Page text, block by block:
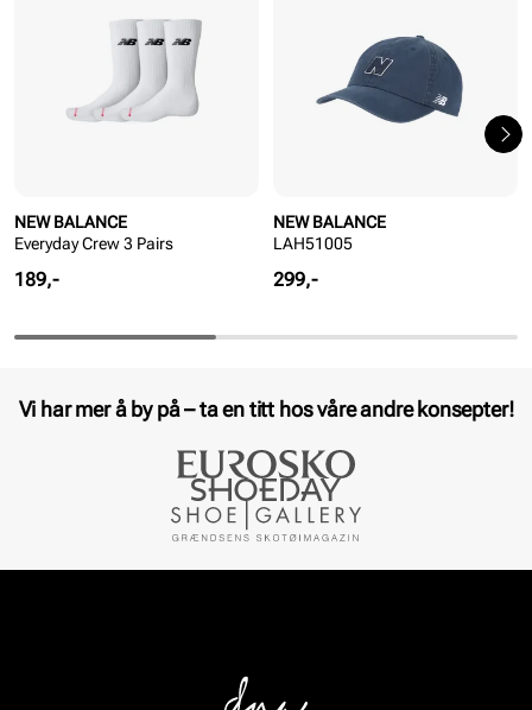
NEW BALANCE
Everyday Crew 3 Pairs
Pris
189,-
NEW BALANCE
LAH51005
Pris
299,-
Vi har mer å by på – ta en titt hos våre andre konsepter!